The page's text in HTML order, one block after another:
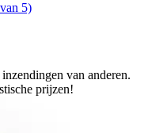
5)
van anderen.
prijzen!